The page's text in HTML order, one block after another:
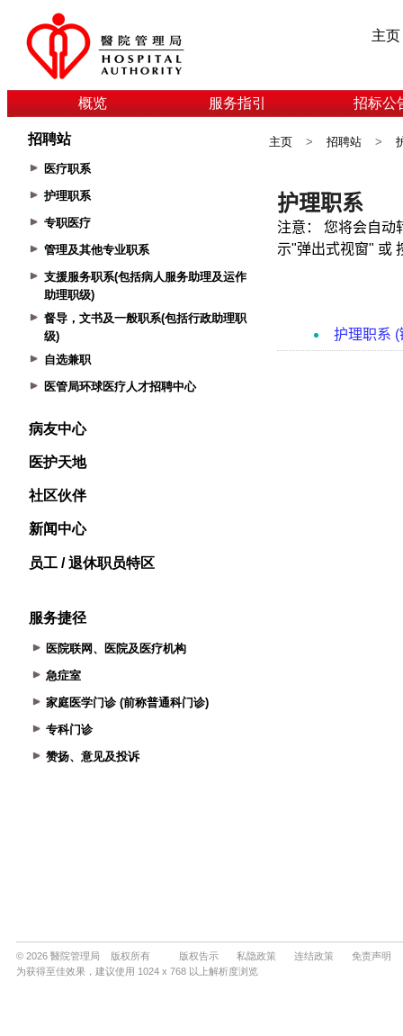
主页
概览 服务指引 招标公
招聘站
医疗职系
护理职系
专职医疗
管理及其他专业职系
支援服务职系(包括病人服务助理及运作
助理职级)
督导，文书及一般职系(包括行政助理职
级)
自选兼职
医管局环球医疗人才招聘中心
病友中心
医护天地
社区伙伴
新闻中心
员工 / 退休职员特区
服务捷径
医院联网、医院及医疗机构
急症室
家庭医学门诊 (前称普通科门诊)
专科门诊
赞扬、意见及投诉
主页 > 招聘站 >
© 2026 醫院管理局 版权所有 版权告示 私隐政策 连结政策
免责声明
为获得至佳效果，建议使用 1024 x 768 以上解析度浏览